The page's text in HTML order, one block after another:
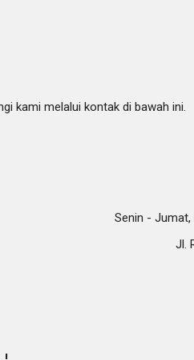
kami melalui kontak di bawah ini.
Senin - Jumat,
Jl.